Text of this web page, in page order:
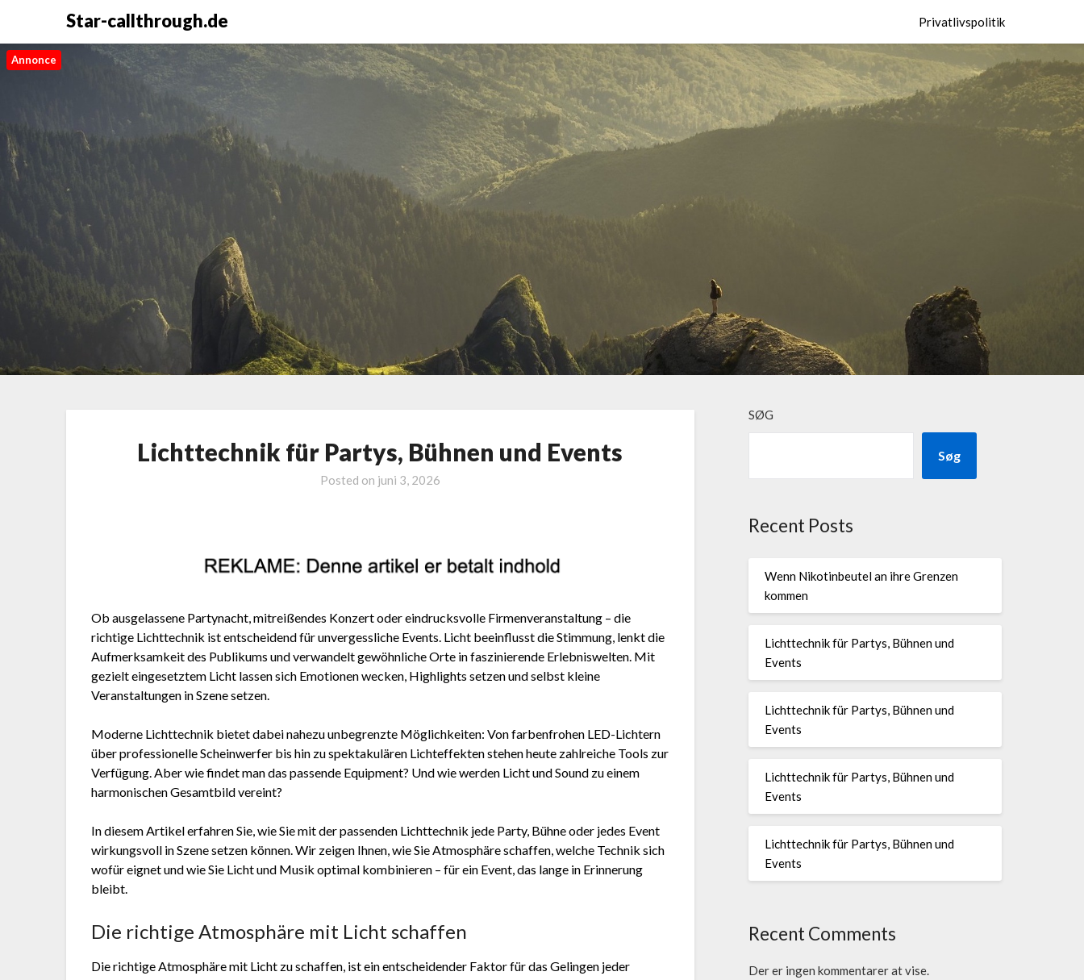
Star-callthrough.de Privatlivspolitik
Annonce
Lichttechnik für Partys, Bühnen und Events
Posted on juni 3, 2026
Ob ausgelassene Partynacht, mitreißendes Konzert oder eindrucksvolle Firmenveranstaltung – die
richtige Lichttechnik ist entscheidend für unvergessliche Events. Licht beeinflusst die Stimmung, lenkt die
Aufmerksamkeit des Publikums und verwandelt gewöhnliche Orte in faszinierende Erlebniswelten. Mit
gezielt eingesetztem Licht lassen sich Emotionen wecken, Highlights setzen und selbst kleine
Veranstaltungen in Szene setzen.
Moderne Lichttechnik bietet dabei nahezu unbegrenzte Möglichkeiten: Von farbenfrohen LED-Lichtern
über professionelle Scheinwerfer bis hin zu spektakulären Lichteffekten stehen heute zahlreiche Tools zur
Verfügung. Aber wie findet man das passende Equipment? Und wie werden Licht und Sound zu einem
harmonischen Gesamtbild vereint?
In diesem Artikel erfahren Sie, wie Sie mit der passenden Lichttechnik jede Party, Bühne oder jedes Event
wirkungsvoll in Szene setzen können. Wir zeigen Ihnen, wie Sie Atmosphäre schaffen, welche Technik sich
wofür eignet und wie Sie Licht und Musik optimal kombinieren – für ein Event, das lange in Erinnerung
bleibt.
Die richtige Atmosphäre mit Licht schaffen
Die richtige Atmosphäre mit Licht zu schaffen, ist ein entscheidender Faktor für das Gelingen jeder
SØG
Søg
Recent Posts
Wenn Nikotinbeutel an ihre Grenzen
kommen
Lichttechnik für Partys, Bühnen und
Events
Lichttechnik für Partys, Bühnen und
Events
Lichttechnik für Partys, Bühnen und
Events
Lichttechnik für Partys, Bühnen und
Events
Recent Comments
Der er ingen kommentarer at vise.